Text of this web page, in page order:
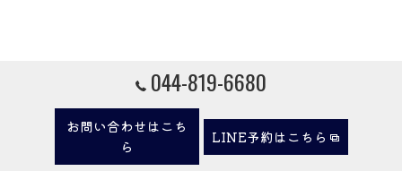
044-819-6680
お問い合わせはこち
ら
LINE予約はこちら